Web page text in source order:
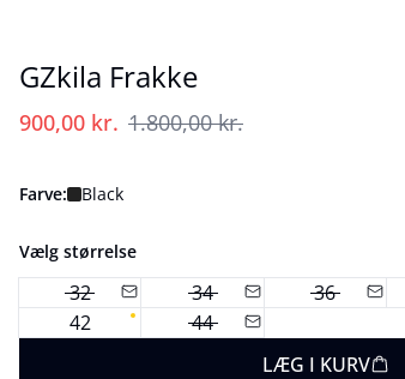
GZkila Frakke
900,00 kr. 1.800,00 kr.
Farve: Black
Vælg størrelse
32 34 36
42
44
LÆG I KURV